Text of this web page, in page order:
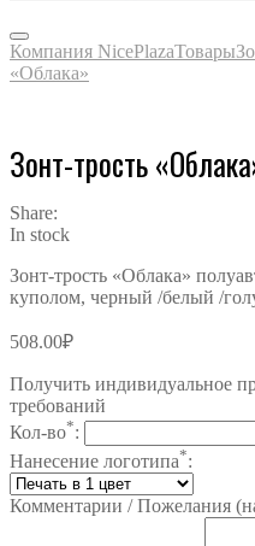
Компания NicePlazaТовары
«Облака»
Зонт-трость
Share:
In stock
Зонт-трость «Облака»
куполом, черный /белый /
508.00₽
Получить индивидуальное
требований
Кол-во*:
Нанесение логотипа*:
Комментарии / Пожелания